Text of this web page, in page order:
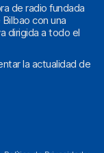
de radio fundada
con una
dirigida a todo el
la actualidad de